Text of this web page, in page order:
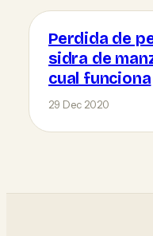
Perdida de
sidra de
cual funciona
29 Dec 2020